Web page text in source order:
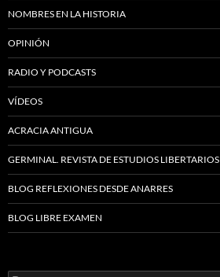
NOMBRES EN LA HISTORIA
OPINIÓN
RADIO Y PODCASTS
VÍDEOS
ACRACIA ANTIGUA
GERMINAL. REVISTA DE ESTUDIOS LIBERTARIOS
BLOG REFLEXIONES DESDE ANARRES
BLOG LIBRE EXAMEN